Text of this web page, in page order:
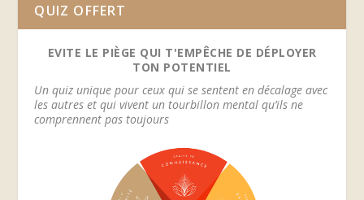
QUIZ OFFERT
EVITE LE PIÈGE QUI T'EMPÊCHE DE DÉPLOYER
TON POTENTIEL
Un quiz unique pour ceux qui se sentent en décalage avec
les autres et qui vivent un tourbillon mental qu’ils ne
comprennent pas toujours